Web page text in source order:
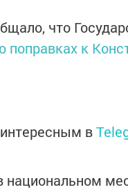
что
поправках к
в
национальном